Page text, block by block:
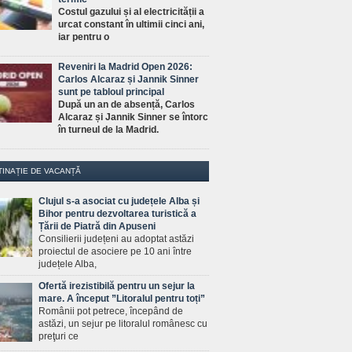
Costul gazului și al electricității a
urcat constant în ultimii cinci ani,
iar pentru o
Reveniri la Madrid Open 2026:
Carlos Alcaraz și Jannik Sinner
sunt pe tabloul principal
După un an de absență, Carlos
Alcaraz și Jannik Sinner se întorc
în turneul de la Madrid.
DE VACANȚĂ
Clujul s-a asociat cu județele Alba și
Bihor pentru dezvoltarea turistică a
Țării de Piatră din Apuseni
Consilierii județeni au adoptat astăzi
proiectul de asociere pe 10 ani între
județele Alba,
Ofertă irezistibilă pentru un sejur la
mare. A început ”Litoralul pentru toți”
Românii pot petrece, începând de
astăzi, un sejur pe litoralul românesc cu
preţuri ce